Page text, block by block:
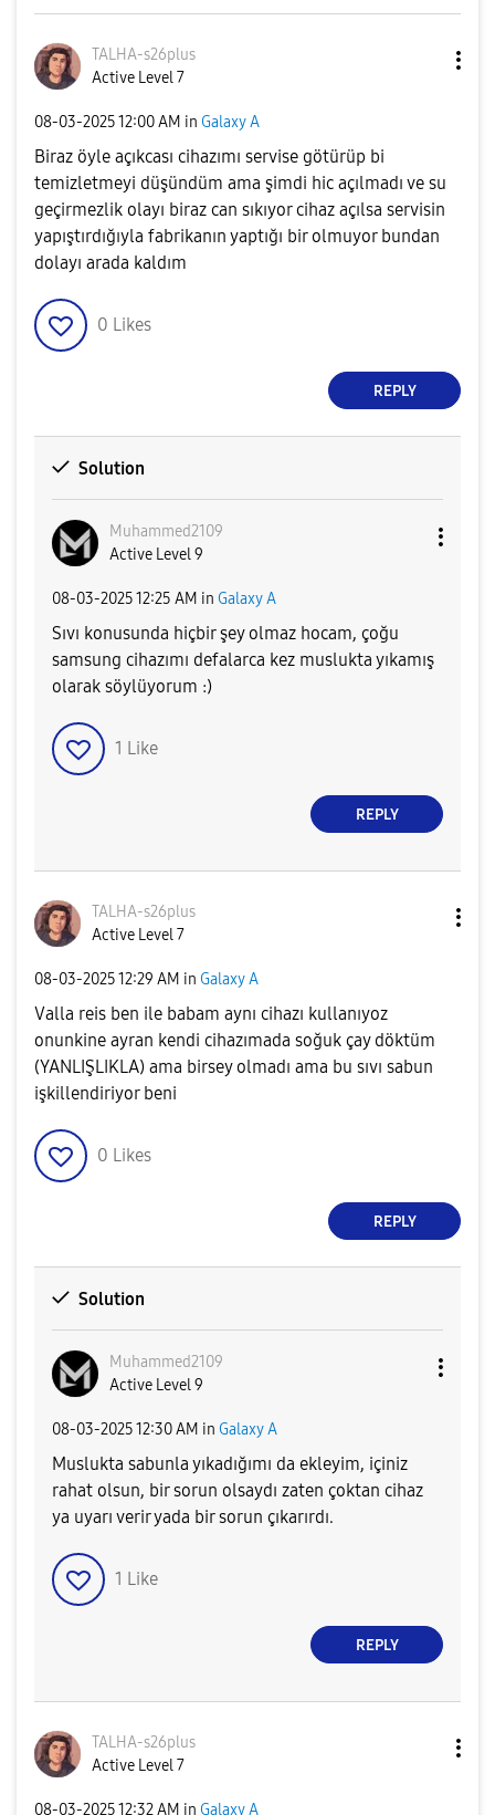
TALHA-s26plus
Active Level 7
‎08-03-202512:00 AM in Galaxy A
Biraz öyle açıkcası cihazımı servise götürüp bi
temizletmeyi düşündüm ama şimdi hic açılmadı ve su
geçirmezlik olayı biraz can sıkıyor cihaz açılsa servisin
yapıştırdığıyla fabrikanın yaptığı bir olmuyor bundan
dolayı arada kaldım
0 Likes
REPLY
Solution
Muhammed2109
Active Level 9
‎08-03-202512:25 AM in Galaxy A
Sıvı konusunda hiçbir şey olmaz hocam, çoğu
samsung cihazımı defalarca kez muslukta yıkamış
olarak söylüyorum :)
1 Like
REPLY
TALHA-s26plus
Active Level 7
‎08-03-202512:29 AM in Galaxy A
Valla reis ben ile babam aynı cihazı kullanıyoz
onunkine ayran kendi cihazımada soğuk çay döktüm
(YANLIŞLIKLA) ama birsey olmadı ama bu sıvı sabun
işkillendiriyor beni
0 Likes
REPLY
Solution
Muhammed2109
Active Level 9
‎08-03-202512:30 AM in Galaxy A
Muslukta sabunla yıkadığımı da ekleyim, içiniz
rahat olsun, bir sorun olsaydı zaten çoktan cihaz
ya uyarı verir yada bir sorun çıkarırdı.
1 Like
REPLY
TALHA-s26plus
Active Level 7
‎08-03-202512:32 AM in Galaxy A